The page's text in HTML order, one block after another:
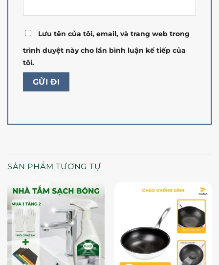
Lưu tên của tôi, email, và trang web trong
trình duyệt này cho lần bình luận kế tiếp của
tôi.
SẢN PHẨM TƯƠNG TỰ